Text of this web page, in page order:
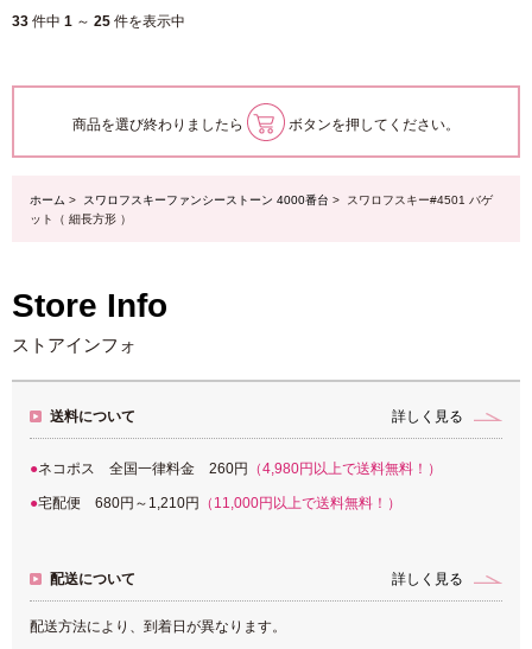
33 件中 1 ～ 25 件を表示中
商品を選び終わりましたら ボタンを押してください。
ホーム > スワロフスキーファンシーストーン 4000番台 > スワロフスキー#4501 バゲ
ット（ 細長方形 ）
Store Info
ストアインフォ
送料について 詳しく見る
ネコポス 全国一律料金 260円 （4,980円以上で送料無料！）
宅配便 680円～1,210円 （11,000円以上で送料無料！）
配送について 詳しく見る
配送方法により、到着日が異なります。